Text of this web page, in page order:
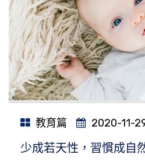
教育篇 2020-11-
少成若天性，習慣成自